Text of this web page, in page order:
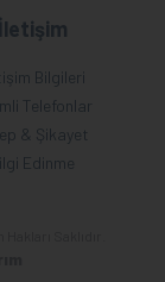
İletişim
Bilgileri
Telefonlar
& Şikayet
Edinme